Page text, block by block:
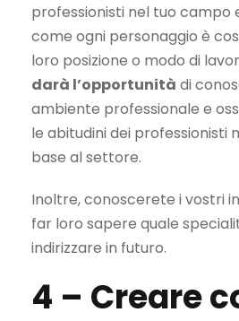
professionisti nel tuo campo
come ogni personaggio è
loro posizione o modo di
darà l’opportunità di
ambiente professionale e
le abitudini dei professionisti
base al settore.
Inoltre, conoscerete i vostri
far loro sapere quale
indirizzare in futuro.
4 – Creare